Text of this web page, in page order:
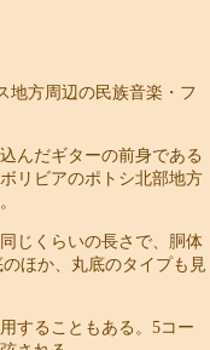
地方周辺の民族音楽・フ
んだギターの前身である
リビアのポトシ北部地方
じくらいの長さで、胴体
ほか、丸底のタイプも見
することもある。5コー